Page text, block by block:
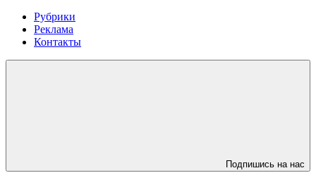
Рубрики
Реклама
Контакты
Подпишись на нас